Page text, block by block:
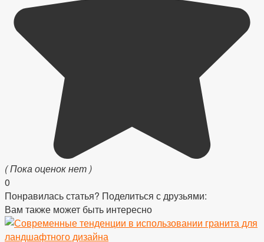
( Пока оценок нет )
0
Понравилась статья? Поделиться с друзьями:
Вам также может быть интересно